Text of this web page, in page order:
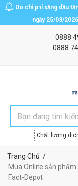
Do chi phí xăng dầu
ngày 25/03/
0888
0888
Chất lượng
Trang Chủ
Mua Online sản phẩm
Fact-Depot